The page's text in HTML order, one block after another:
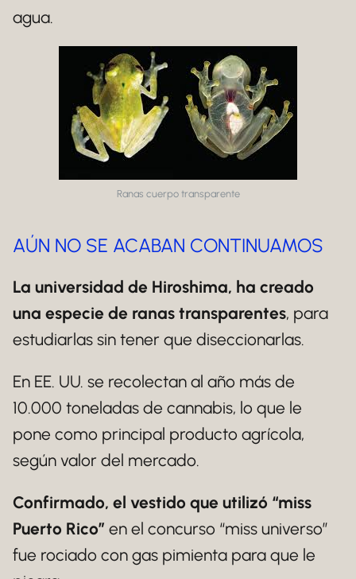
agua.
Ranas cuerpo transparente
AÚN NO SE ACABAN CONTINUAMOS
La universidad de Hiroshima, ha creado
una especie de ranas transparentes, para
estudiarlas sin tener que diseccionarlas.
En EE. UU. se recolectan al año más de
10.000 toneladas de cannabis, lo que le
pone como principal producto agrícola,
según valor del mercado.
Confirmado, el vestido que utilizó “miss
Puerto Rico” en el concurso “miss universo”
fue rociado con gas pimienta para que le